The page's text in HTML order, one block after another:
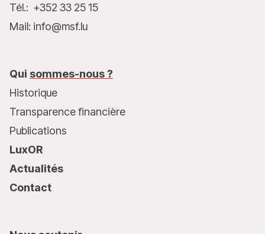
Tél.: +352 33 25 15
Mail: info@msf.lu
Qui sommes-nous ?
Historique
Transparence financière
Publications
LuxOR
Actualités
Contact